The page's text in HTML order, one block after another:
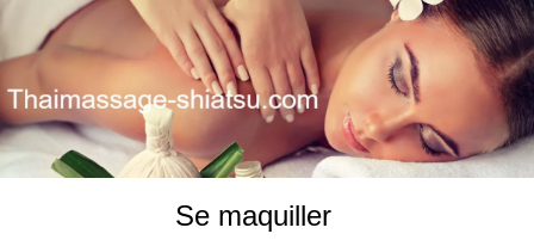
Se maquiller